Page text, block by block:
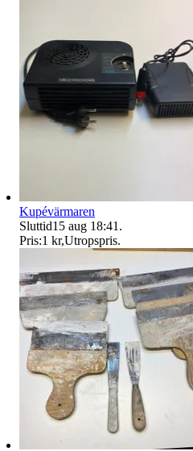
Kupévärmaren
Sluttid15 aug 18:41 .
Pris:1 kr,Utropspris.